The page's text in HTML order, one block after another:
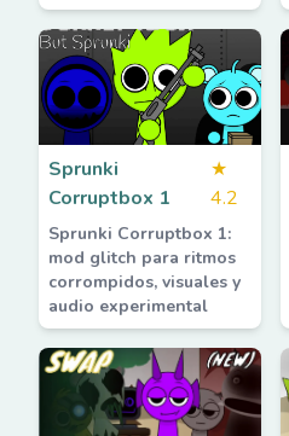
Sprunki
Corruptbox 1
★
4.2
Sprunki Corruptbox 1:
mod glitch para ritmos
corrompidos, visuales y
audio experimental